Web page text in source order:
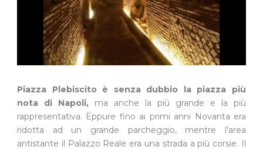
Piazza Plebiscito è senza dubbio la piazza più
nota di Napoli, ma anche la più grande e la più
rappresentativa. Eppure fino ai primi anni Novanta era
ridotta ad un grande parcheggio, mentre l’area
antistante il Palazzo Reale era una strada a più corsie. Il